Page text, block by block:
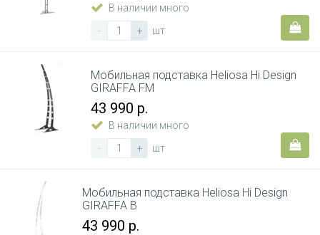
В наличии много
-
+ шт
Мобильная подставка Heliosa Hi Design
GIRAFFA FM
43 990 р.
В наличии много
-
+ шт
Мобильная подставка Heliosa Hi Design
GIRAFFA B
43 990 р.